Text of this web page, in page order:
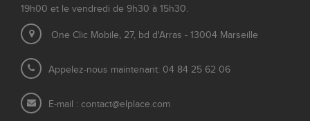
19h00 et le vendredi de 9h30 à 15h30.
One Clic Mobile, 27, bd d'Arras - 13004 Marseille
Appelez-nous maintenant: 04 84 25 62 06
E-mail : contact@elplace.com